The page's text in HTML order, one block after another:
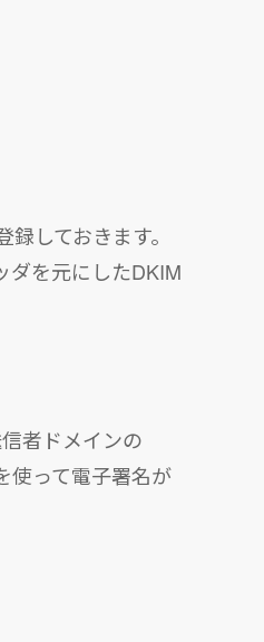
しておきます。
ダを元にしたDKIM
者ドメインの
使って電子署名が